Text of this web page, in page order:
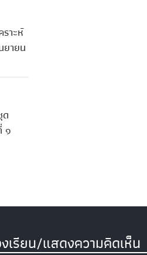
าะห์
ยายน
ด
๑
เรียน/แสดงความคิดเห็น